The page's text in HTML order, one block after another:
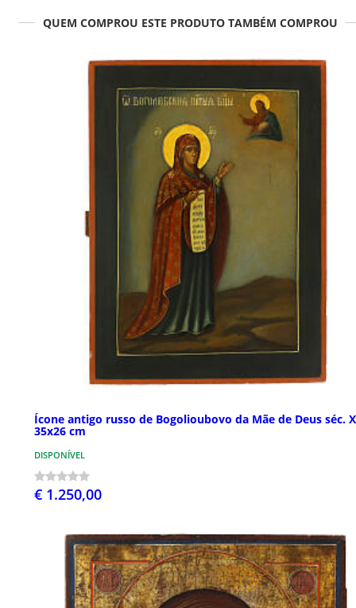
QUEM COMPROU ESTE PRODUTO TAMBÉM COMPROU
Ícone antigo russo de Bogolioubovo da Mãe de Deus séc.
35x26 cm
DISPONÍVEL
€ 1.250,00